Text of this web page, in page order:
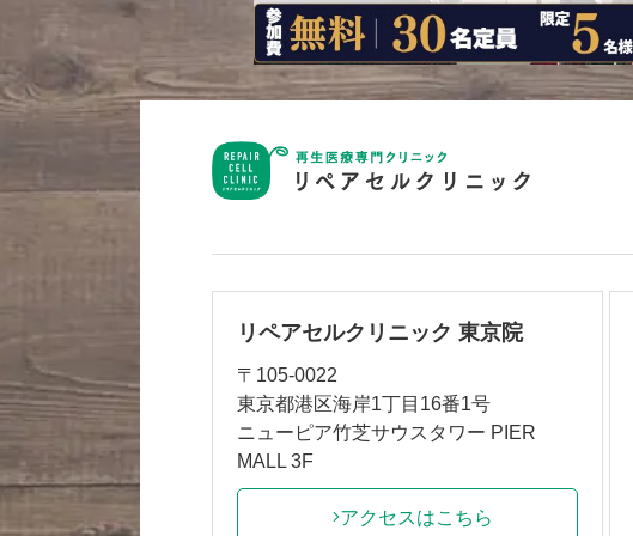
リペアセルクリニック 東京院
〒105-0022
東京都港区海岸1丁目16番1号
ニューピア竹芝サウスタワー PIER
MALL 3F
アクセスはこちら